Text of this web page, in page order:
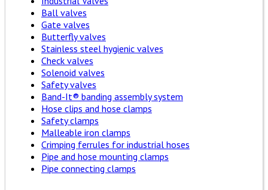
Ball valves
Gate valves
Butterfly valves
Stainless steel hygienic valves
Check valves
Solenoid valves
Safety valves
Band-It® banding assembly system
Hose clips and hose clamps
Safety clamps
Malleable iron clamps
Crimping ferrules for industrial hoses
Pipe and hose mounting clamps
Pipe connecting clamps